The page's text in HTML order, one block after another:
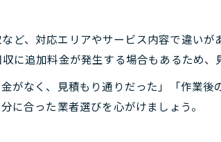
ど、対応エリアやサービス内容で違い
追加料金が発生する場合もあるため、
がなく、見積もり通りだった」「作業
に合った業者選びを心がけましょう。